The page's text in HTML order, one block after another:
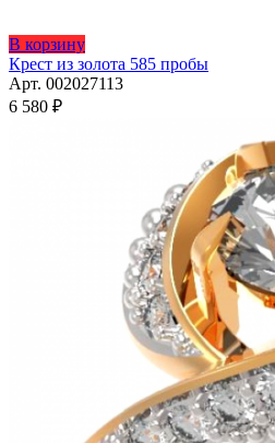
В корзину
Крест из золота 585 пробы
Арт. 002027113
6 580 ₽